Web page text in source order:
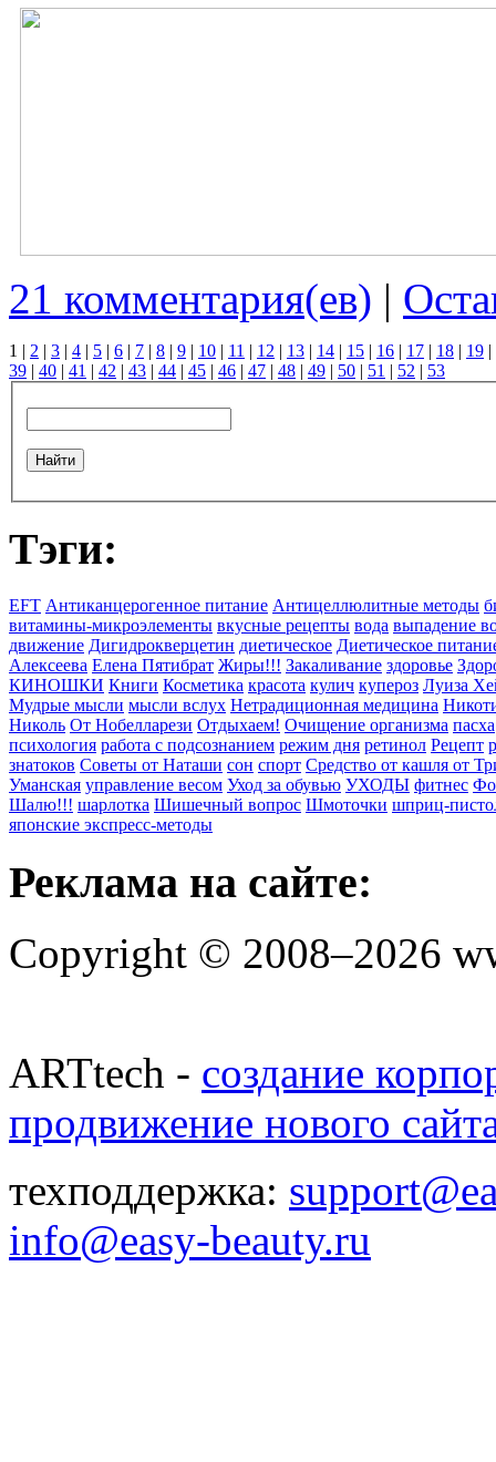
21 комментария(ев) |
1 | 2 | 3 | 4 | 5 | 6 | 7 | 8 | 9 | 10 | 11 | 12 | 13 | 14 | 15 | 16 | 17 | 18 | 19 |
39 | 40 | 41 | 42 | 43 | 44 | 45 | 46 | 47 | 48 | 49 | 50 | 51 | 52 | 53
Тэги:
EFT Антиканцерогенное питание Антицеллюлитные методы
витамины-микроэлементы вкусные рецепты вода выпадение
движение Дигидрокверцетин диетическое Диетическое
Алексеева Елена Пятибрат Жиры!!! Закаливание здоровье
КИНОШКИ Книги Косметика красота кулич купероз Луиза
Мудрые мысли мысли вслух Нетрадиционная медицина
Николь От Нобелларези Отдыхаем! Очищение организма пасха
психология работа с подсознанием режим дня ретинол Рецепт
знатоков Советы от Наташи сон спорт Средство от кашля от
Уманская управление весом Уход за обувью УХОДЫ фитнес
Шалю!!! шарлотка Шишечный вопрос Шмоточки шприц-
японские экспресс-методы
Реклама на сайте:
Copyright © 2008–2026
ARTtech - создание
продвижение нового
техподдержка:
info@easy-beauty.ru